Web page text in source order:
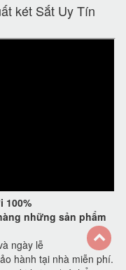
két Sắt Uy Tín
100%
những sản phẩm
ngày lễ
hành tại nhà miễn phí.
back